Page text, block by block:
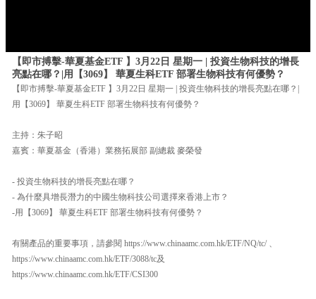
【即市搏擊-華夏基金ETF 】3月22日 星期一 | 投資生物科技的增長
亮點在哪？|用【3069】 華夏生科ETF 部署生物科技有何優勢？
【即市搏擊-華夏基金ETF 】3月22日 星期一 | 投資生物科技的增長亮點在哪？|
用【3069】 華夏生科ETF 部署生物科技有何優勢？
主持：朱子昭
嘉賓：華夏基金（香港）業務拓展部 副總裁 麥榮發
- 投資生物科技的增長亮點在哪？
- 為什麼具增長潛力的中國生物科技公司選擇來香港上市？
-用【3069】 華夏生科ETF 部署生物科技有何優勢？
有關產品的重要事項，請參閱 https://www.chinaamc.com.hk/ETF/NQ/tc/ 、
https://www.chinaamc.com.hk/ETF/3088/tc及
https://www.chinaamc.com.hk/ETF/CSI300